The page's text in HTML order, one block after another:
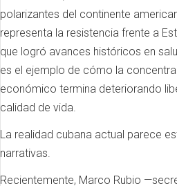
polarizantes del continente
representa la resistencia frente a
que logró avances históricos en
es el ejemplo de cómo la
económico termina deteriorando
calidad de vida.
La realidad cubana actual parece
narrativas.
Recientemente, Marco Rubio